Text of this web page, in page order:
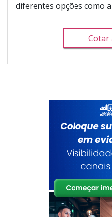
diferentes opções como
Cotar